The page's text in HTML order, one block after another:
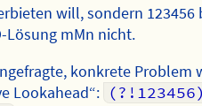
will, sondern 123456
Lösung mMn nicht.
konkrete Problem
Lookahead“: